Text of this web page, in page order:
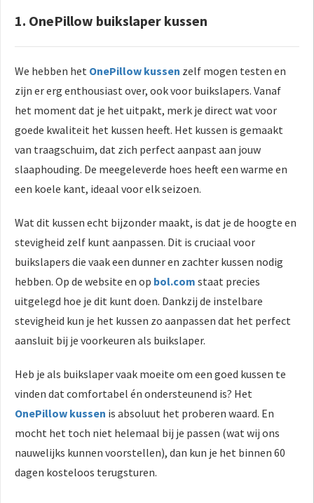
1. OnePillow buikslaper kussen
We hebben het OnePillow kussen zelf mogen testen en
zijn er erg enthousiast over, ook voor buikslapers. Vanaf
het moment dat je het uitpakt, merk je direct wat voor
goede kwaliteit het kussen heeft. Het kussen is gemaakt
van traagschuim, dat zich perfect aanpast aan jouw
slaaphouding. De meegeleverde hoes heeft een warme en
een koele kant, ideaal voor elk seizoen.
Wat dit kussen echt bijzonder maakt, is dat je de hoogte en
stevigheid zelf kunt aanpassen. Dit is cruciaal voor
buikslapers die vaak een dunner en zachter kussen nodig
hebben. Op de website en op bol.com staat precies
uitgelegd hoe je dit kunt doen. Dankzij de instelbare
stevigheid kun je het kussen zo aanpassen dat het perfect
aansluit bij je voorkeuren als buikslaper.
Heb je als buikslaper vaak moeite om een goed kussen te
vinden dat comfortabel én ondersteunend is? Het
OnePillow kussen is absoluut het proberen waard. En
mocht het toch niet helemaal bij je passen (wat wij ons
nauwelijks kunnen voorstellen), dan kun je het binnen 60
dagen kosteloos terugsturen.